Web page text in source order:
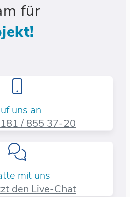
für
uns an
/ 855 37-20​
mit uns
den Live-Chat